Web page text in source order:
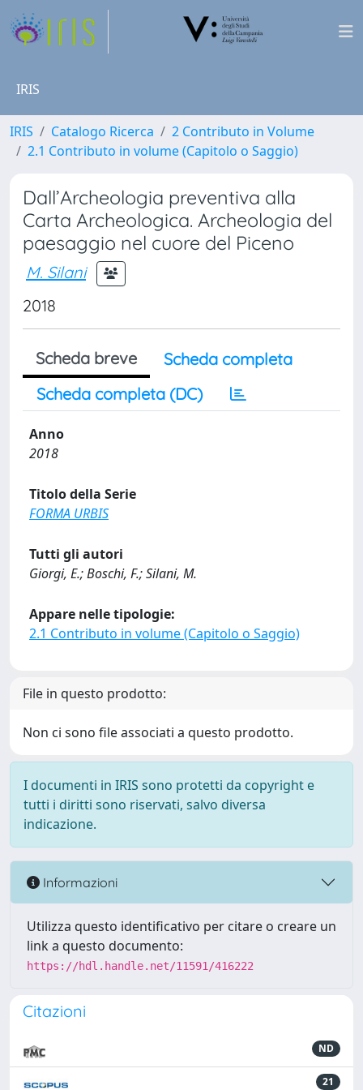
IRIS
IRIS Catalogo Ricerca
2 Contributo in Volume
2.1 Contributo in volume (Capitolo o Saggio)
Dall’Archeologia preventiva alla
Carta Archeologica. Archeologia del
paesaggio nel cuore del Piceno
M. Silani
2018
Scheda breve
Scheda completa
Scheda completa (DC)
Anno
2018
Titolo della Serie
FORMA URBIS
Tutti gli autori
Giorgi, E.; Boschi, F.; Silani, M.
Appare nelle tipologie:
2.1 Contributo in volume (Capitolo o Saggio)
File in questo prodotto:
Non ci sono file associati a questo prodotto.
I documenti in IRIS sono protetti da copyright e
tutti i diritti sono riservati, salvo diversa
indicazione.
Informazioni
Utilizza questo identificativo per citare o creare un
link a questo documento:
https://hdl.handle.net/11591/416222
Citazioni
ND
21